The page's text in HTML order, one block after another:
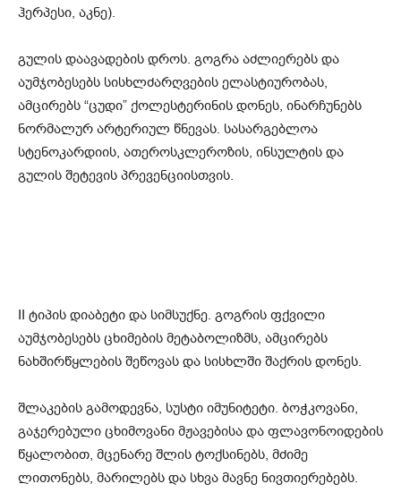
ჰერპესი, აკნე).
გულის დაავადების დროს. გოგრა აძლიერებს და
აუმჯობესებს სისხლძარღვების ელასტიურობას,
ამცირებს “ცუდი” ქოლესტერინის დონეს, ინარჩუნებს
ნორმალურ არტერიულ წნევას. სასარგებლოა
სტენოკარდიის, ათეროსკლეროზის, ინსულტის და
გულის შეტევის პრევენციისთვის.
II ტიპის დიაბეტი და სიმსუქნე. გოგრის ფქვილი
აუმჯობესებს ცხიმების მეტაბოლიზმს, ამცირებს
ნახშირწყლების შეწოვას და სისხლში შაქრის დონეს.
შლაკების გამოდევნა, სუსტი იმუნიტეტი. ბოჭკოვანი,
გაჯერებული ცხიმოვანი მჟავებისა და ფლავონოიდების
წყალობით, მცენარე შლის ტოქსინებს, მძიმე
ლითონებს, მარილებს და სხვა მავნე ნივთიერებებს.